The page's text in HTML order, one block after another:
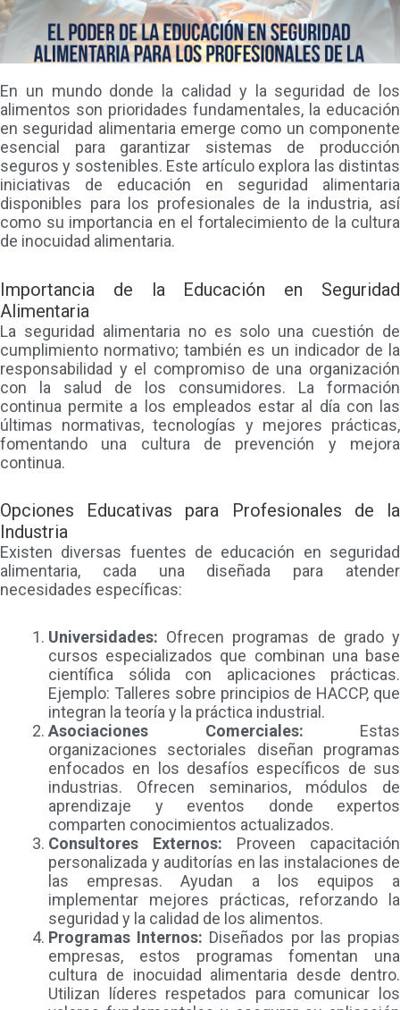
En un mundo donde la calidad y la seguridad de los
alimentos son prioridades fundamentales, la educación
en seguridad alimentaria emerge como un componente
esencial para garantizar sistemas de producción
seguros y sostenibles. Este artículo explora las distintas
iniciativas de educación en seguridad alimentaria
disponibles para los profesionales de la industria, así
como su importancia en el fortalecimiento de la cultura
de inocuidad alimentaria.
Importancia de la Educación en Seguridad
Alimentaria
La seguridad alimentaria no es solo una cuestión de
cumplimiento normativo; también es un indicador de la
responsabilidad y el compromiso de una organización
con la salud de los consumidores. La formación
continua permite a los empleados estar al día con las
últimas normativas, tecnologías y mejores prácticas,
fomentando una cultura de prevención y mejora
continua.
Opciones Educativas para Profesionales de la
Industria
Existen diversas fuentes de educación en seguridad
alimentaria, cada una diseñada para atender
necesidades específicas:
Universidades: Ofrecen programas de grado y
cursos especializados que combinan una base
científica sólida con aplicaciones prácticas.
Ejemplo: Talleres sobre principios de HACCP, que
integran la teoría y la práctica industrial.
Asociaciones Comerciales: Estas
organizaciones sectoriales diseñan programas
enfocados en los desafíos específicos de sus
industrias. Ofrecen seminarios, módulos de
aprendizaje y eventos donde expertos
comparten conocimientos actualizados.
Consultores Externos: Proveen capacitación
personalizada y auditorías en las instalaciones de
las empresas. Ayudan a los equipos a
implementar mejores prácticas, reforzando la
seguridad y la calidad de los alimentos.
Programas Internos: Diseñados por las propias
empresas, estos programas fomentan una
cultura de inocuidad alimentaria desde dentro.
Utilizan líderes respetados para comunicar los